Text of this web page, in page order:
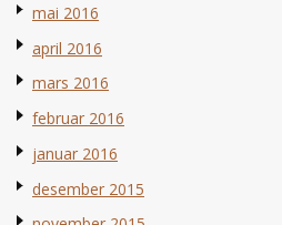
mai 2016
april 2016
mars 2016
februar 2016
januar 2016
desember 2015